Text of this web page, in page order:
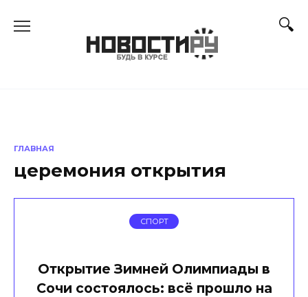
ГЛАВНАЯ
церемония открытия
СПОРТ
Открытие Зимней Олимпиады в
Сочи состоялось: всё прошло на